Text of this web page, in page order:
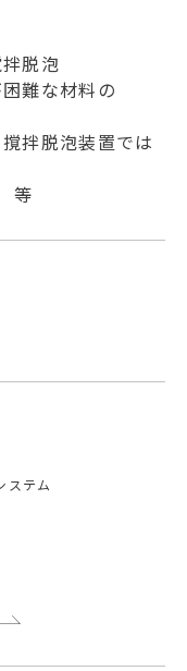
脱泡
難な材料の
拌脱泡装置では
等
ステム